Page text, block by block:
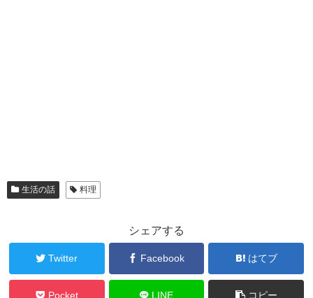
生活の話 料理
シェアする
Twitter Facebook はてブ
Pocket LINE コピー